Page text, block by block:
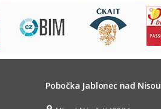
Pobočka Jablonec nad Nisou